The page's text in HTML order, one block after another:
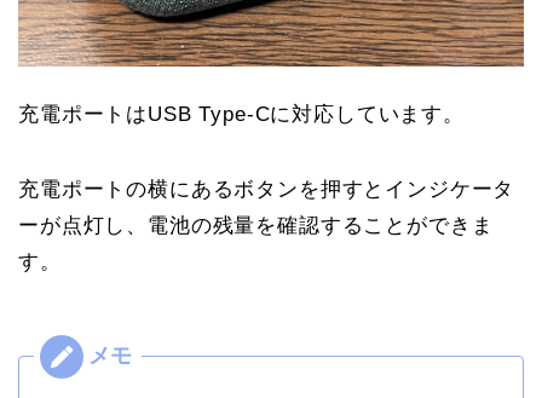
充電ポートはUSB Type-Cに対応しています。
充電ポートの横にあるボタンを押すとインジケータ
ーが点灯し、電池の残量を確認することができま
す。